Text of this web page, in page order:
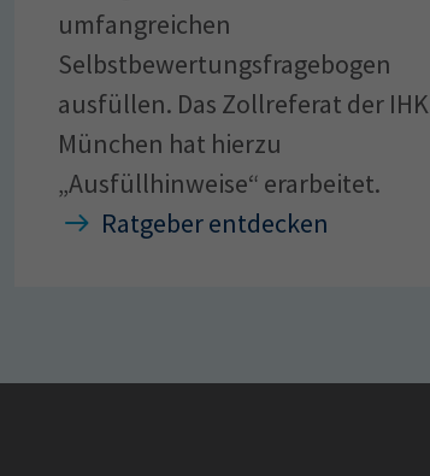
umfangreichen
Selbstbewertungsfragebogen
ausfüllen. Das Zollreferat der IHK
München hat hierzu
„Ausfüllhinweise“ erarbeitet.
Ratgeber entdecken